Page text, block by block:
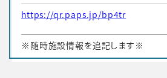
https://qr.paps.jp/bp4tr
※随時施設情報を追記します※